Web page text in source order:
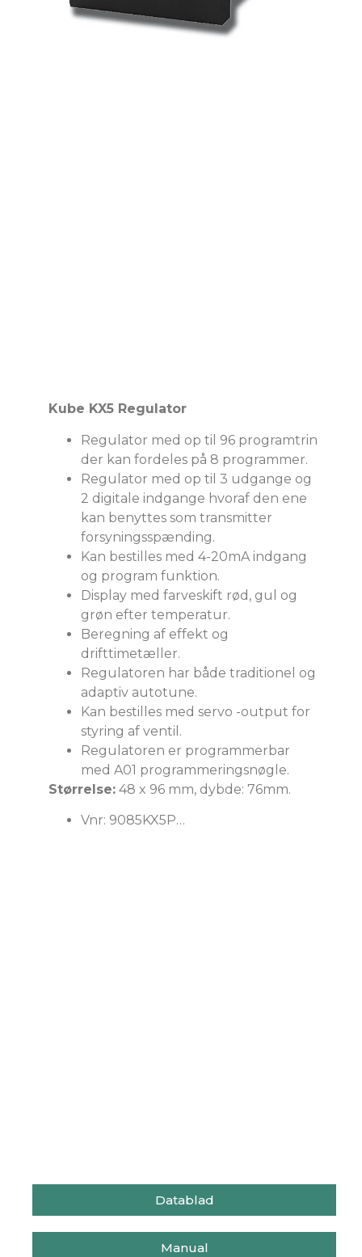
Kube KX5 Regulator
Regulator med op til 96 programtrin
der kan fordeles på 8 programmer.
Regulator med op til 3 udgange og
2 digitale indgange hvoraf den ene
kan benyttes som transmitter
forsyningsspænding.
Kan bestilles med 4-20mA indgang
og program funktion.
Display med farveskift rød, gul og
grøn efter temperatur.
Beregning af effekt og
drifttimetæller.
Regulatoren har både traditionel og
adaptiv autotune.
Kan bestilles med servo -output for
styring af ventil.
Regulatoren er programmerbar
med A01 programmeringsnøgle.
Størrelse: 48 x 96 mm, dybde: 76mm.
Vnr: 9085KX5P…
Datablad
Manual